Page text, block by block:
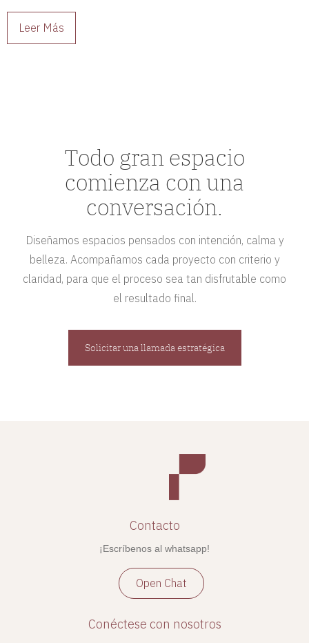
Leer Más
Todo gran espacio
comienza con una
conversación.
Diseñamos espacios pensados con intención, calma y
belleza. Acompañamos cada proyecto con criterio y
claridad, para que el proceso sea tan disfrutable como
el resultado final.
Solicitar una llamada estratégica
Contacto
¡Escríbenos al whatsapp!
Open Chat
Conéctese con nosotros